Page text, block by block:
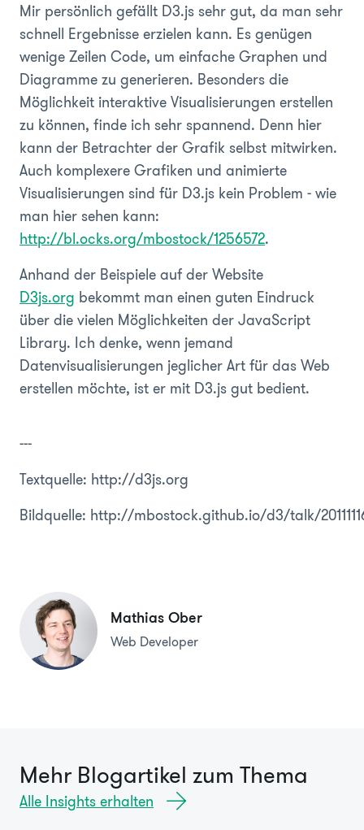
Mir persönlich gefällt D3.js sehr gut, da man sehr
schnell Ergebnisse erzielen kann. Es genügen
wenige Zeilen Code, um einfache Graphen und
Diagramme zu generieren. Besonders die
Möglichkeit interaktive Visualisierungen erstellen
zu können, finde ich sehr spannend. Denn hier
kann der Betrachter der Grafik selbst mitwirken.
Auch komplexere Grafiken und animierte
Visualisierungen sind für D3.js kein Problem - wie
man hier sehen kann:
http://bl.ocks.org/mbostock/1256572.
Anhand der Beispiele auf der Website
D3js.org bekommt man einen guten Eindruck
über die vielen Möglichkeiten der JavaScript
Library. Ich denke, wenn jemand
Datenvisualisierungen jeglicher Art für das Web
erstellen möchte, ist er mit D3.js gut bedient.
---
Textquelle: http://d3js.org
Bildquelle: http://mbostock.github.io/d3/talk/
Mathias Ober
Web Developer
Mehr Blogartikel zum Thema
Alle Insights erhalten